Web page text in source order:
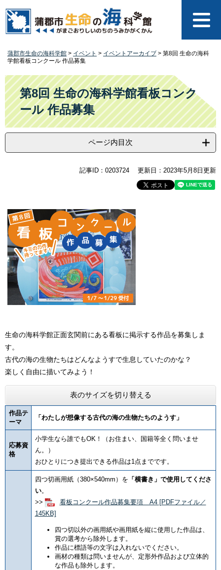
の
す
。
ー
し
て
本
文
へ
蒲郡市生命の海科学館 > イベント > イベントアーカイブ > 第8回 生命の海科
学館看板コンクール 作品募集
本
文
第8回 生命の海科学館看板コンク
ール 作品募集
ページ内目次
記事ID：0203724 更新日：2023年5月8日更新
生命の海科学館正面玄関前にある看板に掲示する作品を募集しま
す。
古代の海の生物たちはどんなようすで生息していたのかな？
楽しく自由に描いてみよう！
表のサイズを切り替える
作品テ
ーマ
「わたしが想像する古代の海の生物たちのようす」
応募資
格
小学生なら誰でもOK！（お住まい、国籍等全く問いませ
ん。）
おひとりにつき提出できる作品は1点までです。
四つ切画用紙（380×540mm）を 「横書き」で使用してくださ
い。
>>
看板コンクール作品募集要項 A4 [PDFファイル／
145KB]
四つ切以外の画用紙や画用紙を縦に使用した作品は、
賞の選考から除外します。
作品に標語等の文字は入れないでください。
画材の種類は問いませんが、定形外作品および立体的
な作品も除外します。